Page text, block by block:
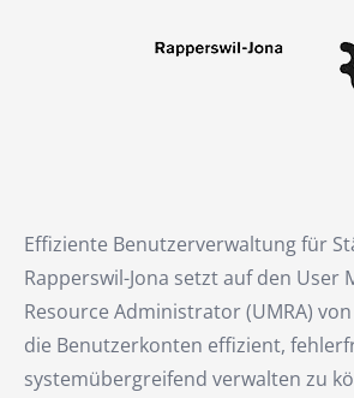
Effiziente Benutzerverwaltung für
Rapperswil-Jona setzt auf den User
Resource Administrator (UMRA)
die Benutzerkonten effizient,
systemübergreifend verwalten zu